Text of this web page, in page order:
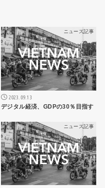
ニュース記事
2023.09.13
デジタル経済、GDPの30％目指す
ニュース記事